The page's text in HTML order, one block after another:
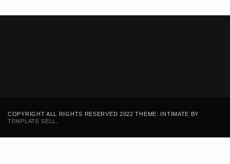
COPYRIGHT ALL RIGHTS RESERVED 2022 THEME: INTIMATE BY
TEMPLATE SELL